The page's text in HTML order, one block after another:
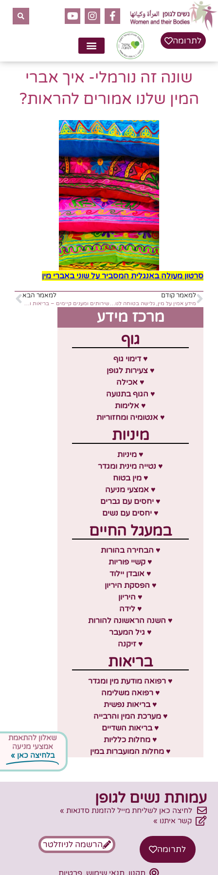
לתוכן
לתרומה
שונה זה נורמלי- איך אברי
המין שלנו אמורים להראות?
סרטון מעולה באנגלית המסביר על שוני באברי מין
למאמר קודם
מידע אמין על מין, גלישה בטוחה לנוער.
למאמר הבא
שירותים ומענים קיימים – בריאות ומיניות של נערות וצעירות בישראל
מרכז מידע
גוף
♥ דימוי גוף
♥ צעירות לגופן
♥ אכילה
♥ הגוף בתנועה
♥ אלימות
♥ אנטומיה ומחזוריות
מיניות
♥ מיניות
♥ נטייה מינית ומגדר
♥ מין בטוח
♥ אמצעי מניעה
♥ יחסים עם גברים
♥ יחסים עם נשים
במעגל החיים
♥ הבחירה בהורות
♥ קשיי פוריות
♥ אובדן יילוד
♥ הפסקת היריון
♥ היריון
♥ לידה
♥ השנה הראשונה להורות
♥ גיל המעבר
♥ זיקנה
בריאות
♥ רפואה מודעת מין ומגדר
♥ רפואה משלימה
♥ בריאות נפשית
♥ מערכת המין והרבייה
♥ בריאות השדיים
♥ מחלות כלליות
♥ מחלות המועברות במין
עמותת נשים לגופן
לחיצה כאן לשליחת מייל להזמנת סדנאות »
קשר איתנו »
לתרומה הרשמה לניוזלטר
שאלון להתאמת
אמצעי מניעה
בלחיצה כאן »